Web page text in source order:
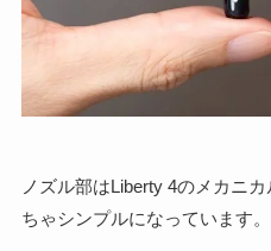
ノズル部はLiberty 4のメカニ
ちゃシンプルになっています。